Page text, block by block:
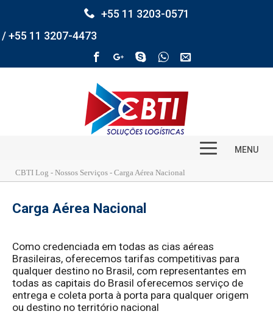
+55 11 3203-0571
/ +55 11 3207-4473
MENU
CBTI Log - Nossos Serviços - Carga Aérea Nacional
Carga Aérea Nacional
Como credenciada em todas as cias aéreas
Brasileiras, oferecemos tarifas competitivas para
qualquer destino no Brasil, com representantes em
todas as capitais do Brasil oferecemos serviço de
entrega e coleta porta à porta para qualquer origem
ou destino no território nacional